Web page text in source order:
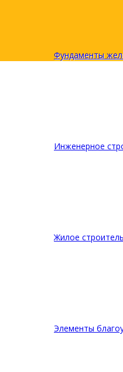
Фундаменты
Инженерное
Жилое
Элементы